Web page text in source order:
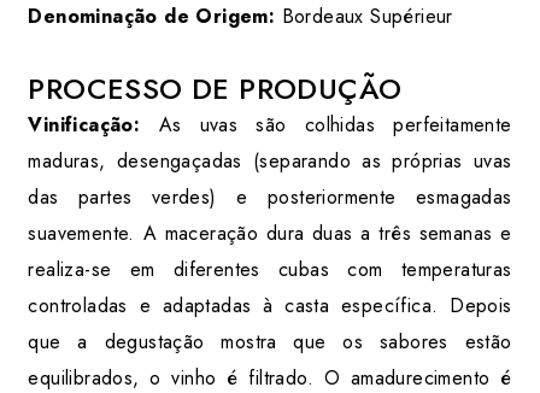
Denominação de Origem: Bordeaux Supérieur
PROCESSO DE PRODUÇÃO
Vinificação: As uvas são colhidas perfeitamente
maduras, desengaçadas (separando as próprias uvas
das partes verdes) e posteriormente esmagadas
suavemente. A maceração dura duas a três semanas e
realiza-se em diferentes cubas com temperaturas
controladas e adaptadas à casta específica. Depois
que a degustação mostra que os sabores estão
equilibrados, o vinho é filtrado. O amadurecimento é